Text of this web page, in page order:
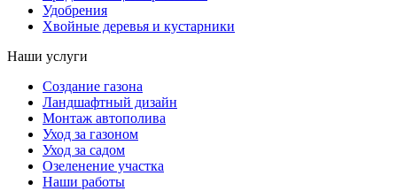
Удобрения
Хвойные деревья и кустарники
Наши услуги
Создание газона
Ландшафтный дизайн
Монтаж автополива
Уход за газоном
Уход за садом
Озеленение участка
Наши работы